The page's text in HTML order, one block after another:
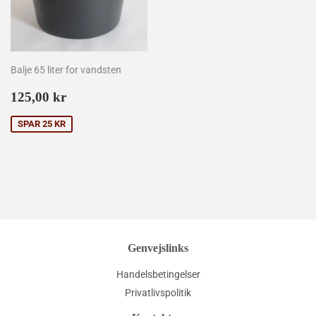
Balje 65 liter for vandsten
Udsalgspris
125,00 kr
kr
SPAR 25 KR
Genvejslinks
Handelsbetingelser
Privatlivspolitik